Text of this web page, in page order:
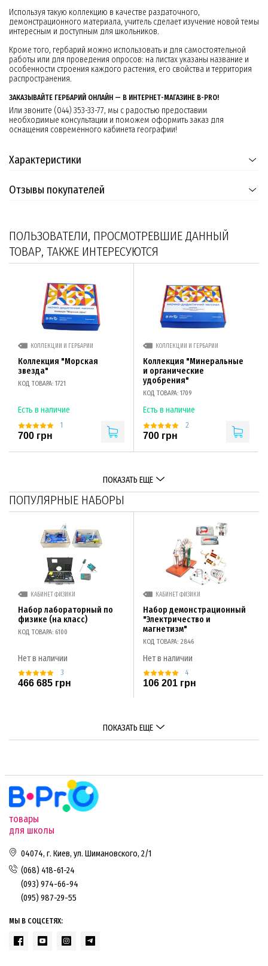
Используя такую коллекцию в качестве раздаточного,
демонстрационного материала, учитель сделает изучение новой темы
интересным и доступным для школьников.
Кроме того, гербарий можно использовать и для самостоятельной
работы или для проведения опросов: на листах указаны название и
особенности строения каждого растения, его свойства и территория
распространения.
ЗАКАЗЫВАЙТЕ ГЕРБАРИЙ ОНЛАЙН — В ИНТЕРНЕТ-МАГАЗИНЕ B-PRO!
Или звоните (044) 353-33-77, мы с радостью предоставим
необходимые консультации и поможем оформить заказ для
оснащения современного кабинета географии!
Характеристики
Отзывы покупателей
ПОЛЬЗОВАТЕЛИ, ПРОСМОТРЕВШИЕ ДАННЫЙ
ТОВАР, ТАКЖЕ ИНТЕРЕСУЮТСЯ
КОЛЛЕКЦИИ И ГЕРБАРИИ
Коллекция "Морская
звезда"
КОД ТОВАРА: 1721
Есть в наличие
1
700 грн
КОЛЛЕКЦИИ И ГЕРБАРИИ
Коллекция "Минеральные
и органические
удобрения"
КОД ТОВАРА: 1709
Есть в наличие
2
700 грн
ПОКАЗАТЬ ЕЩЕ
ПОПУЛЯРНЫЕ НАБОРЫ
КАБИНЕТ ФИЗИКИ
Набор лабораторный по
физике (на класс)
КОД ТОВАРА: 6100
Нет в наличии
3
466 685 грн
КАБИНЕТ ФИЗИКИ
Набор демонстрационный
"Электричество и
магнетизм"
КОД ТОВАРА: 2846
Нет в наличии
4
106 201 грн
ПОКАЗАТЬ ЕЩЕ
товары
для школы
04074, г. Киев, ул. Шимановского, 2/1
(068) 418-61-24
(093) 974-66-94
(095) 987-29-55
МЫ В СОЦСЕТЯХ: